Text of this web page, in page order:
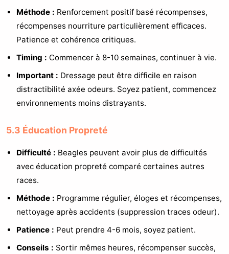
Méthode : Renforcement positif basé récompenses,
récompenses nourriture particulièrement efficaces.
Patience et cohérence critiques.
Timing : Commencer à 8-10 semaines, continuer à vie.
Important : Dressage peut être difficile en raison
distractibilité axée odeurs. Soyez patient, commencez
environnements moins distrayants.
5.3 Éducation Propreté
Difficulté : Beagles peuvent avoir plus de difficultés
avec éducation propreté comparé certaines autres
races.
Méthode : Programme régulier, éloges et récompenses,
nettoyage après accidents (suppression traces odeur).
Patience : Peut prendre 4-6 mois, soyez patient.
Conseils : Sortir mêmes heures, récompenser succès,